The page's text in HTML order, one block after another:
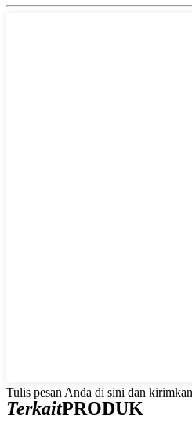
Tulis pesan Anda di sini dan
TerkaitPRODUK